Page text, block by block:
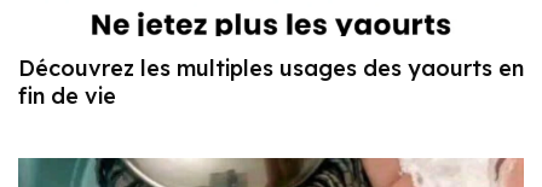
Découvrez les multiples usages des yaourts en
fin de vie